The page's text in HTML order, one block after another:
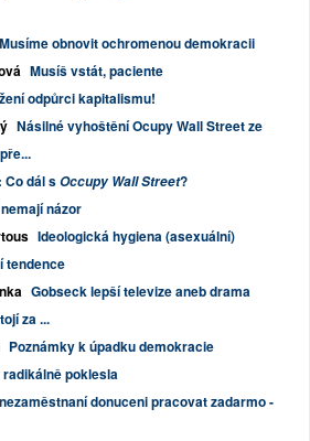
Musíme obnovit ochromenou demokracii
Musíš vstát, paciente
odpůrci kapitalismu!
Násilné vyhoštění Ocupy Wall Street ze
Co dál sOccupy Wall Street?
názor
Ideologická hygiena (asexuální)
tendence
Gobseck lepší televize aneb drama
za ...
Poznámky k úpadku demokracie
poklesla
donuceni pracovat zadarmo -